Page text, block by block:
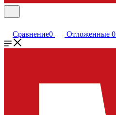
Сравнение0 Отложенные 0